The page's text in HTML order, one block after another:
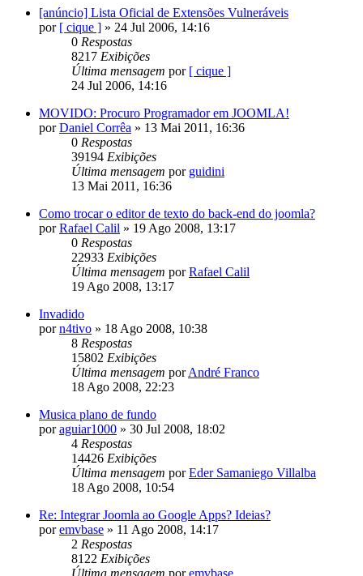
[anúncio] Lista Oficial de Extensões Vulneráveis
por [ cique ] » 24 Jul 2006, 14:16
0 Respostas
8217 Exibições
Última mensagem por [ cique ]
24 Jul 2006, 14:16
MOVIDO: Procuro Programador em JOOMLA!
porDaniel Corrêa » 13 Mai 2011, 16:36
0 Respostas
39194 Exibições
Última mensagem por guidini
13 Mai 2011, 16:36
Como trocar o editor de texto do back-end do joomla?
porRafael Calil » 19 Ago 2008, 13:17
0 Respostas
22933 Exibições
Última mensagem porRafael Calil
19 Ago 2008, 13:17
Invadido
porn4tivo » 18 Ago 2008, 10:38
8 Respostas
15802 Exibições
Última mensagem porAndré Franco
18 Ago 2008, 22:23
Musica plano de fundo
poraguiar1000 » 30 Jul 2008, 18:02
4 Respostas
14426 Exibições
Última mensagem porEder Samaniego Villalba
18 Ago 2008, 10:54
Re: Integrar Joomla ao Google Apps? Ideias?
poremvbase » 11 Ago 2008, 14:17
2 Respostas
8122 Exibições
Última mensagem poremvbase